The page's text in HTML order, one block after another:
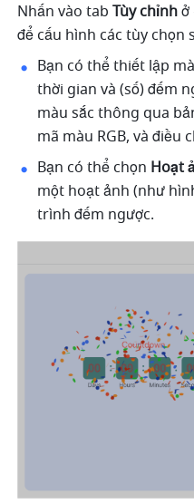
Nhấn vào tab Tùy chỉnh ở
để cấu hình các tùy chọn
Bạn có thể thiết lập
thời gian và (số) đếm
màu sắc thông qua
mã màu RGB, và điều
Bạn có thể chọn Hoạt
một hoạt ảnh (như
trình đếm ngược.